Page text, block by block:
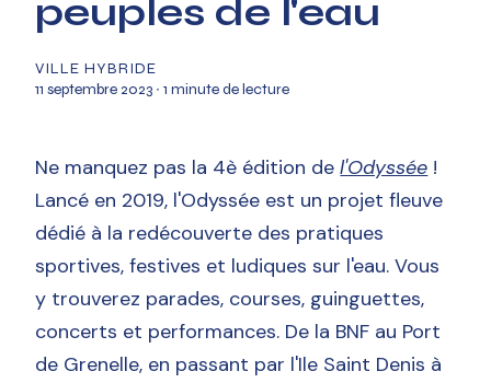
peuples de l'eau
VILLE HYBRIDE
11 septembre 2023 ∙ 1 minute de lecture
Ne manquez pas la 4è édition del'Odyssée !
Lancé en 2019, l'Odyssée est un projet fleuve
dédié à la redécouverte des pratiques
sportives, festives et ludiques sur l'eau. Vous
y trouverez parades, courses, guinguettes,
concerts et performances. De la BNF au Port
de Grenelle, en passant par l'Ile Saint Denis à